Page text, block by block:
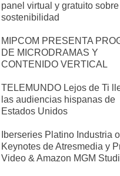
panel virtual y gratuito sobre
sostenibilidad
MIPCOM PRESENTA
DE MICRODRAMAS Y
CONTENIDO VERTICAL
TELEMUNDO Lejos de Ti
las audiencias hispanas de
Estados Unidos
Iberseries Platino Industria
Keynotes de Atresmedia y
Video & Amazon MGM